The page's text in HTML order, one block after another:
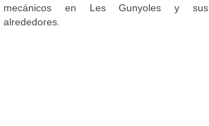
mecánicos en Les Gunyoles y sus
alrededores.